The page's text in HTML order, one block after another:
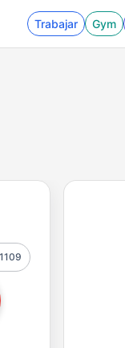
Trabajar Gym
1109